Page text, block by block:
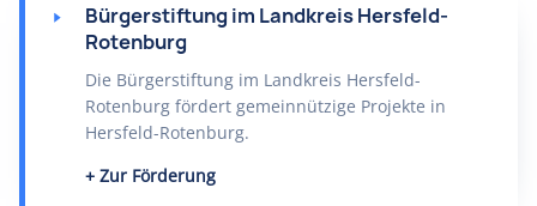
Bürgerstiftung im Landkreis Hersfeld-
Rotenburg
Die Bürgerstiftung im Landkreis Hersfeld-
Rotenburg fördert gemeinnützige Projekte in
Hersfeld-Rotenburg.
Zur Förderung